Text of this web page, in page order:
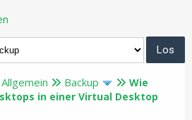
Allgemein Backup
Wie
in einer Virtual Desktop